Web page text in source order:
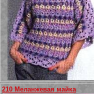
210 Меланжевая майка